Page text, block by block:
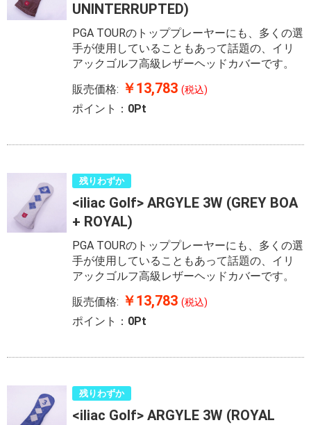
UNINTERRUPTED)
PGA TOURのトッププレーヤーにも、多くの選
手が使用していることもあって話題の、イリ
アックゴルフ高級レザーヘッドカバーです。
販売価格: ￥13,783(税込)
ポイント： 0Pt
残りわずか
<iliac Golf> ARGYLE 3W (GREY BOA
+ ROYAL)
PGA TOURのトッププレーヤーにも、多くの選
手が使用していることもあって話題の、イリ
アックゴルフ高級レザーヘッドカバーです。
販売価格: ￥13,783(税込)
ポイント： 0Pt
残りわずか
<iliac Golf> ARGYLE 3W (ROYAL